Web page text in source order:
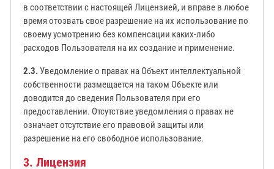
в соответствии с настоящей Лицензией, и вправе в любое
время отозвать свое разрешение на их использование по
своему усмотрению без компенсации каких-либо
расходов Пользователя на их создание и применение.
2.3.Уведомление о правах на Объект интеллектуальной
собственности размещается на таком Объекте или
доводится до сведения Пользователя при его
предоставлении. Отсутствие уведомления о правах не
означает отсутствие его правовой защиты или
разрешение на его свободное использование.
3. Лицензия